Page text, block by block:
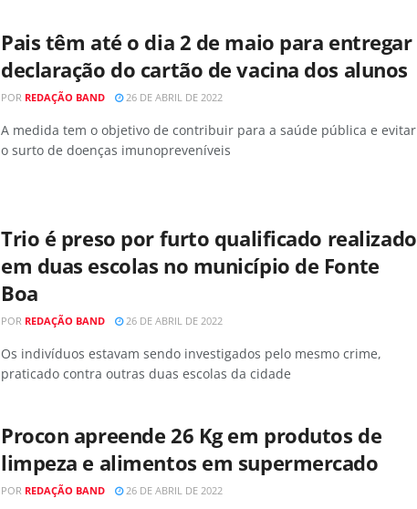
Pais têm até o dia 2 de maio para entregar
declaração do cartão de vacina dos alunos
POR REDAÇÃO BAND 26 DE ABRIL DE 2022
A medida tem o objetivo de contribuir para a saúde pública e evitar
o surto de doenças imunopreveníveis
Trio é preso por furto qualificado realizado
em duas escolas no município de Fonte
Boa
POR REDAÇÃO BAND 26 DE ABRIL DE 2022
Os indivíduos estavam sendo investigados pelo mesmo crime,
praticado contra outras duas escolas da cidade
Procon apreende 26 Kg em produtos de
limpeza e alimentos em supermercado
POR REDAÇÃO BAND 26 DE ABRIL DE 2022